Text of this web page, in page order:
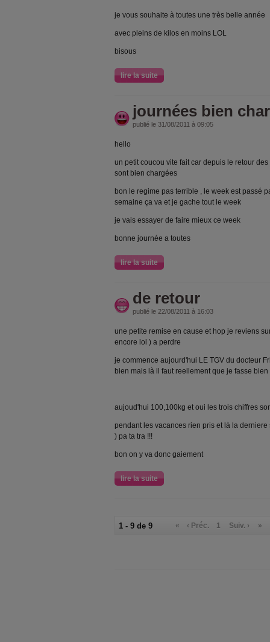
je vous souhaite à toutes une très belle année
avec pleins de kilos en moins LOL
bisous
lire la suite
journées bien
publié le 31/08/2011 à 09:05
hello
un petit coucou vite fait car depuis le retour
sont bien chargées
bon le regime pas terrible , le week est passé
semaine ça va et je gache tout le week
je vais essayer de faire mieux ce week
bonne journée a toutes
lire la suite
de retour
publié le 22/08/2011 à 16:03
une petite remise en cause et hop je reviens
encore lol ) a perdre
je commence aujourd'hui LE TGV du docteur
bien mais là il faut reellement que je fasse bien
aujoud'hui 100,100kg et oui les trois chiffres
pendant les vacances rien pris et là la
) pa ta tra !!!
bon on y va donc gaiement
lire la suite
1 - 9 de 9 « ‹ Préc. 1 Suiv. › »